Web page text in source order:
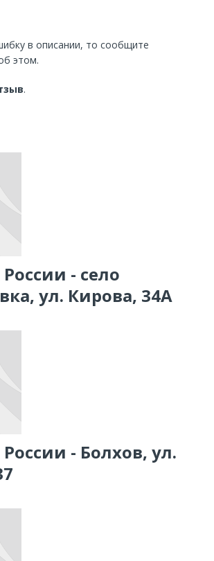
в описании, то сообщите
этом.
.
- село
ул. Кирова, 34А
- Болхов, ул.